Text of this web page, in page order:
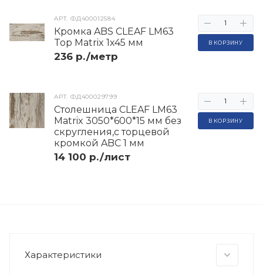
АРТ.ФД400029799
Столешница CLEAF LM63
Matrix 3050*600*15 мм без
скругления,с торцевой
кромкой ABC 1 мм
14 100 р./лист
В КОРЗИНУ
АРТ.ФД400012584
Кромка ABS CLEAF LM63
Top Matrix 1х45 мм
236 р./метр
В КОРЗИНУ
Характеристики